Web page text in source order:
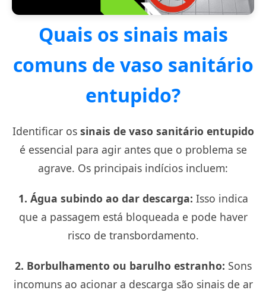
Quais os sinais mais
comuns de vaso sanitário
entupido?
Identificar os sinais de vaso sanitário entupido
é essencial para agir antes que o problema se
agrave. Os principais indícios incluem:
1. Água subindo ao dar descarga: Isso indica
que a passagem está bloqueada e pode haver
risco de transbordamento.
2. Borbulhamento ou barulho estranho: Sons
incomuns ao acionar a descarga são sinais de ar